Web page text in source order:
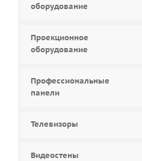
оборудование
Проекционное
оборудование
Профессиональные
панели
Телевизоры
Видеостены